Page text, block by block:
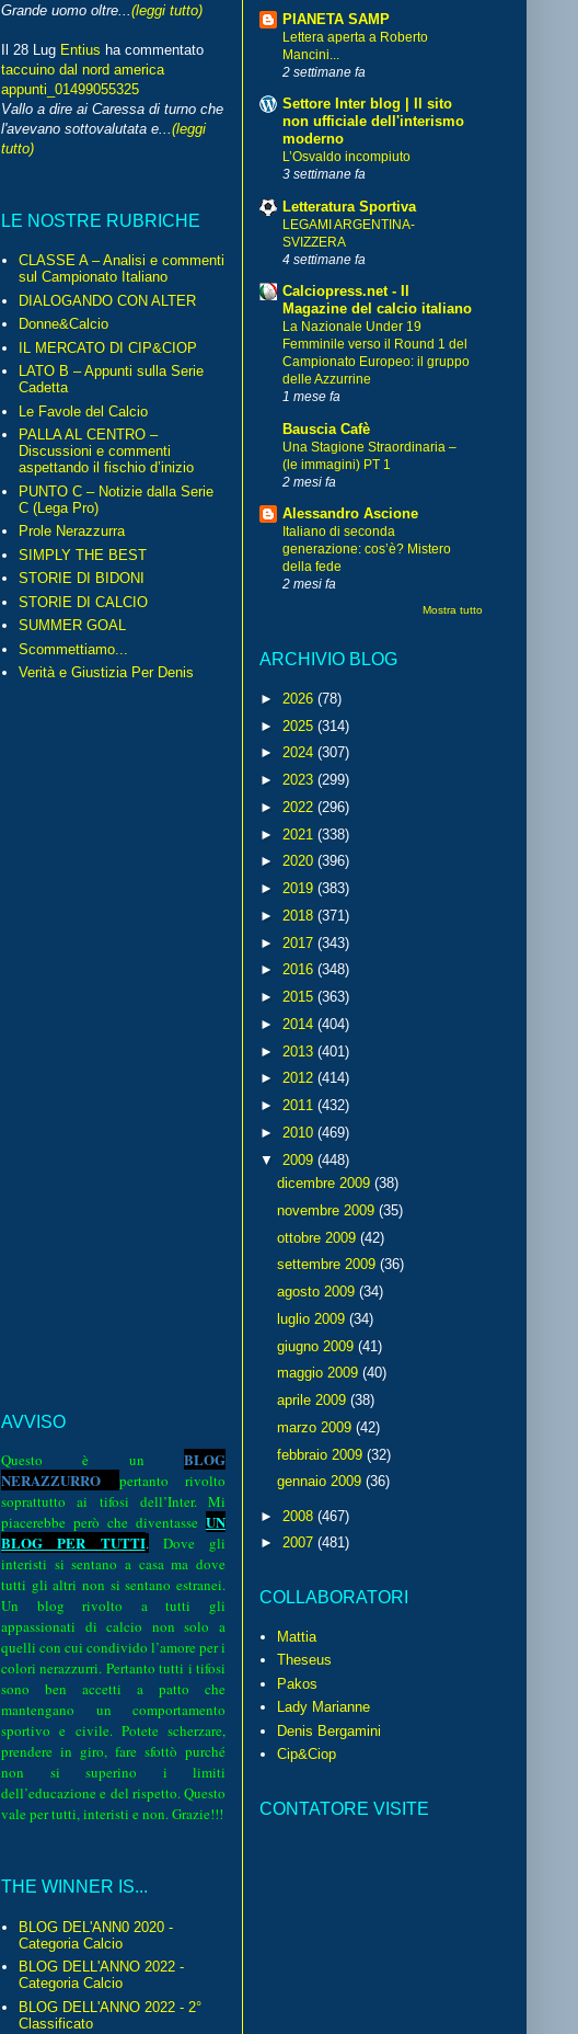
Grande uomo oltre... (leggi tutto)
Il 28 Lug Entius ha commentato
taccuino dal nord america
appunti_01499055325
Vallo a dire ai Caressa di turno che
l'avevano sottovalutata e... (leggi
tutto)
LE NOSTRE RUBRICHE
CLASSE A – Analisi e commenti
sul Campionato Italiano
DIALOGANDO CON ALTER
Donne&Calcio
IL MERCATO DI CIP&CIOP
LATO B – Appunti sulla Serie
Cadetta
Le Favole del Calcio
PALLA AL CENTRO –
Discussioni e commenti
aspettando il fischio d’inizio
PUNTO C – Notizie dalla Serie
C (Lega Pro)
Prole Nerazzurra
SIMPLY THE BEST
STORIE DI BIDONI
STORIE DI CALCIO
SUMMER GOAL
Scommettiamo...
Verità e Giustizia Per Denis
AVVISO
Questo è un BLOG
NERAZZURRO pertanto rivolto
soprattutto ai tifosi dell’Inter. Mi
piacerebbe però che diventasse UN
BLOG PER TUTTI.
Dove gli
interisti si sentano a casa ma dove
tutti gli altri non si sentano estranei.
Un blog rivolto a tutti gli
appassionati di calcio non solo a
quelli con cui condivido l’amore per i
colori nerazzurri. Pertanto tutti i tifosi
sono ben accetti a patto che
mantengano un comportamento
sportivo e civile. Potete scherzare,
prendere in giro, fare sfottò purché
non si superino i limiti
dell’educazione e del rispetto. Questo
vale per tutti, interisti e non. Grazie!!!
THE WINNER IS...
BLOG DEL'ANN0 2020 -
Categoria Calcio
BLOG DELL'ANNO 2022 -
Categoria Calcio
BLOG DELL'ANNO 2022 - 2°
Classificato
PIANETA SAMP
Lettera aperta a Roberto
Mancini...
2 settimane fa
Settore Inter blog | Il sito
non ufficiale dell'interismo
moderno
L’Osvaldo incompiuto
3 settimane fa
Letteratura Sportiva
LEGAMI ARGENTINA-
SVIZZERA
4 settimane fa
Calciopress.net - Il
Magazine del calcio italiano
La Nazionale Under 19
Femminile verso il Round 1 del
Campionato Europeo: il gruppo
delle Azzurrine
1 mese fa
Bauscia Cafè
Una Stagione Straordinaria –
(le immagini) PT 1
2 mesi fa
Alessandro Ascione
Italiano di seconda
generazione: cos’è? Mistero
della fede
2 mesi fa
Mostra tutto
ARCHIVIO BLOG
► 2026 (78)
► 2025 (314)
► 2024 (307)
► 2023 (299)
► 2022 (296)
► 2021 (338)
► 2020 (396)
► 2019 (383)
► 2018 (371)
► 2017 (343)
► 2016 (348)
► 2015 (363)
► 2014 (404)
► 2013 (401)
► 2012 (414)
► 2011 (432)
► 2010 (469)
▼ 2009 (448)
dicembre 2009 (38)
novembre 2009 (35)
ottobre 2009 (42)
settembre 2009 (36)
agosto 2009 (34)
luglio 2009 (34)
giugno 2009 (41)
maggio 2009 (40)
aprile 2009 (38)
marzo 2009 (42)
febbraio 2009 (32)
gennaio 2009 (36)
► 2008 (467)
► 2007 (481)
COLLABORATORI
Mattia
Theseus
Pakos
Lady Marianne
Denis Bergamini
Cip&Ciop
CONTATORE VISITE